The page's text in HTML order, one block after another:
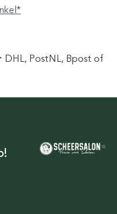
DHL, PostNL, Bpost of